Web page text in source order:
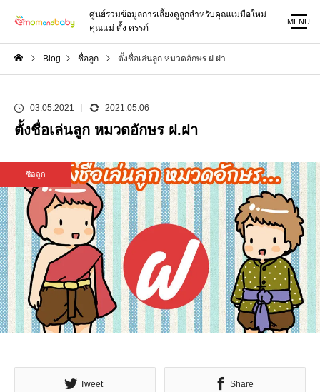
ศูนย์รวมข้อมูลการเลี้ยงดูลูกสำหรับคุณแม่มือใหม่
คุณแม่ ตั้ง ครรภ์
MENU
Blog ชื่อลูก ตั้งชื่อเล่นลูก หมวดอักษร ฝ.ฝา
03.05.2021 2021.05.06
ตั้งชื่อเล่นลูก หมวดอักษร ฝ.ฝา
ชื่อลูก
Tweet Share